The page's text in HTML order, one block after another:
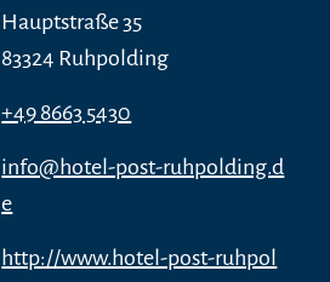
Hauptstraße 35
83324 Ruhpolding
+49 8663 5430
info@hotel-post-ruhpolding.d
e
http://www.hotel-post-ruhpol